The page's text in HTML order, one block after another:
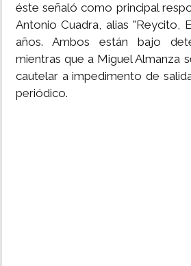
éste señaló como principal
Antonio Cuadra, alias "Reycito,
años. Ambos están bajo
mientras que a Miguel Almanza
cautelar a impedimento de
periódico.